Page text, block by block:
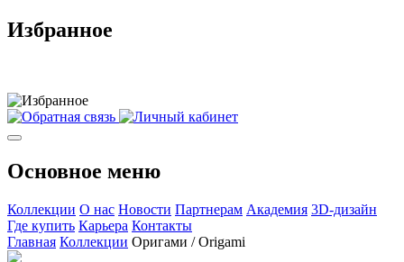
Избранное
Основное меню
Коллекции О нас Новости Партнерам Академия 3D-дизайн
Где купить Карьера Контакты
Главная Коллекции Оригами / Origami